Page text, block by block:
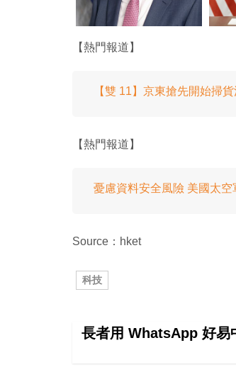
【熱門報道】
【雙 11】京東搶先開始掃
【熱門報道】
憂慮資料安全風險 美國太
Source：hket
科技
長者用 WhatsApp 好易